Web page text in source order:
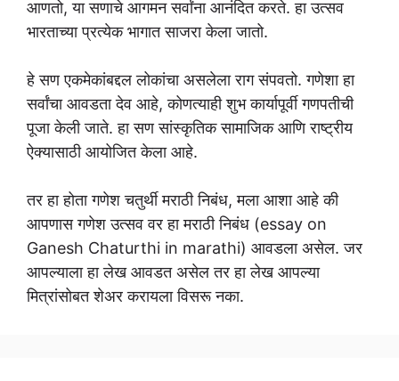
आणतो, या सणाचे आगमन सर्वांना आनंदित करते. हा उत्सव
भारताच्या प्रत्येक भागात साजरा केला जातो.
हे सण एकमेकांबद्दल लोकांचा असलेला राग संपवतो. गणेशा हा
सर्वांचा आवडता देव आहे, कोणत्याही शुभ कार्यापूर्वी गणपतीची
पूजा केली जाते. हा सण सांस्कृतिक सामाजिक आणि राष्ट्रीय
ऐक्यासाठी आयोजित केला आहे.
तर हा होता गणेश चतुर्थी मराठी निबंध, मला आशा आहे की
आपणास गणेश उत्सव वर हा मराठी निबंध (essay on
Ganesh Chaturthi in marathi) आवडला असेल. जर
आपल्याला हा लेख आवडत असेल तर हा लेख आपल्या
मित्रांसोबत शेअर करायला विसरू नका.